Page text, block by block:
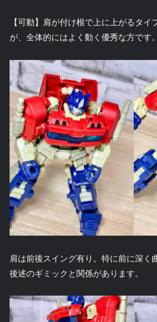
【可動】肩が付け根で上に上がるタ
が、全体的にはよく動く優秀な方です。
肩は前後スイング有り。特に前に深く
後述のギミックと関係があります。